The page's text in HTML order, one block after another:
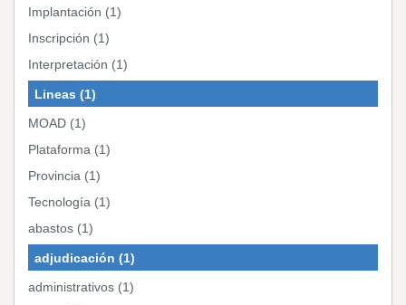
Implantación (1)
Inscripción (1)
Interpretación (1)
Lineas (1)
MOAD (1)
Plataforma (1)
Provincia (1)
Tecnología (1)
abastos (1)
adjudicación (1)
administrativos (1)